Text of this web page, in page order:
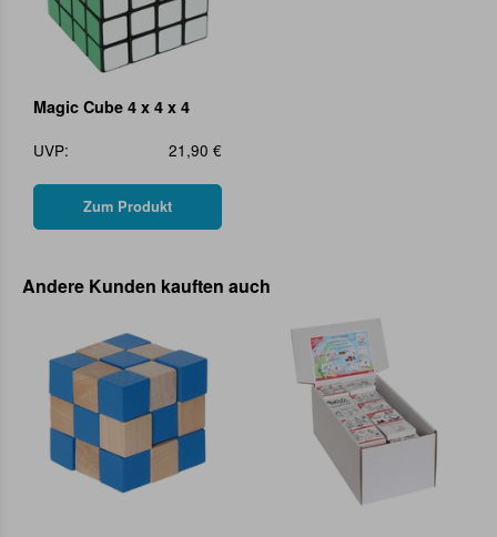
Magic Cube 4 x 4 x 4
UVP:
21,90 €
Zum Produkt
Andere Kunden kauften auch